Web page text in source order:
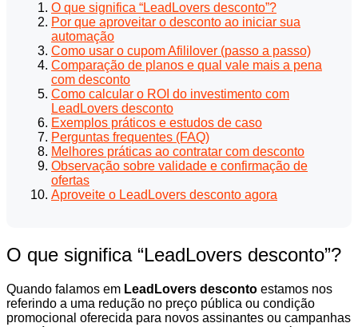
O que significa “LeadLovers desconto”?
Por que aproveitar o desconto ao iniciar sua
automação
Como usar o cupom Afililover (passo a passo)
Comparação de planos e qual vale mais a pena
com desconto
Como calcular o ROI do investimento com
LeadLovers desconto
Exemplos práticos e estudos de caso
Perguntas frequentes (FAQ)
Melhores práticas ao contratar com desconto
Observação sobre validade e confirmação de
ofertas
Aproveite o LeadLovers desconto agora
O que significa “LeadLovers desconto”?
Quando falamos em LeadLovers desconto estamos nos
referindo a uma redução no preço pública ou condição
promocional oferecida para novos assinantes ou campanhas